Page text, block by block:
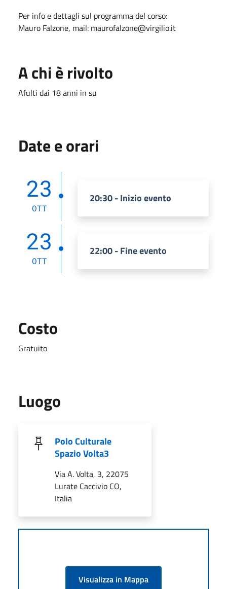
Per info e dettagli sul programma del corso:
Mauro Falzone, mail: maurofalzone@virgilio.it
A chi è rivolto
Afulti dai 18 anni in su
Date e orari
23
OTT
20:30 - Inizio evento
23
OTT
22:00 - Fine evento
Costo
Gratuito
Luogo
Polo Culturale
Spazio Volta3
Via A. Volta, 3, 22075
Lurate Caccivio CO,
Italia
Visualizza in Mappa